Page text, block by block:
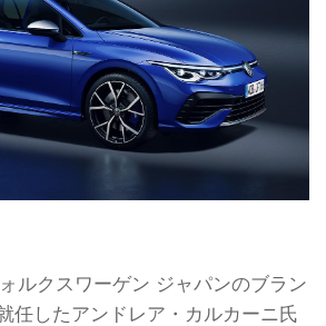
ルクスワーゲン ジャパンのブラン
任したアンドレア・カルカーニ氏